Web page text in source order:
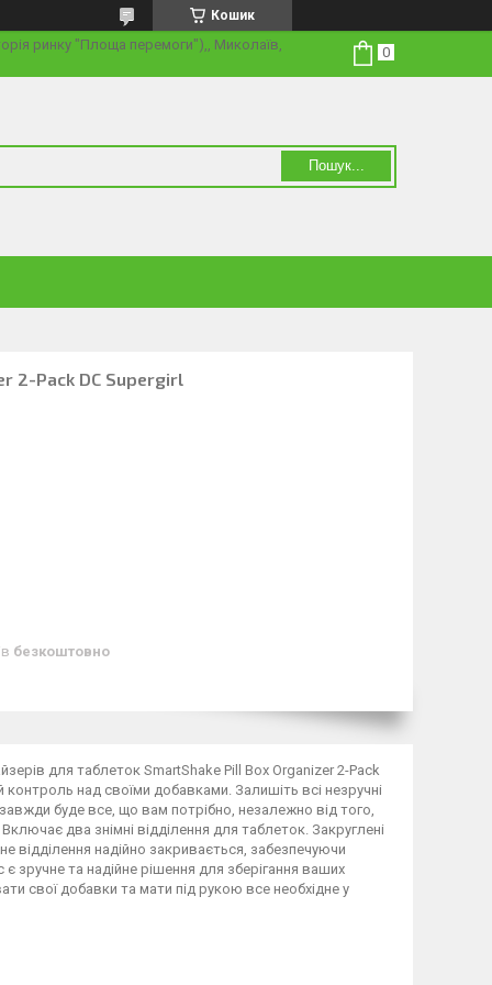
Кошик
ринку "Площа перемоги"),, Миколаїв,
Пошук...
2-Pack DC Supergirl
безкоштовно
для таблеток SmartShake Pill Box Organizer 2-Pack
над своїми добавками. Залишіть всі незручні
буде все, що вам потрібно, незалежно від того,
два знімні відділення для таблеток. Закруглені
відділення надійно закривається, забезпечуючи
зручне та надійне рішення для зберігання ваших
свої добавки та мати під рукою все необхідне у